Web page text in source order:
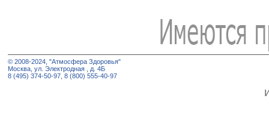
© 2008-2024, "Атмосфера Здоровья"
Москва, ул. Электродная , д. 4Б
8 (495) 374-50-97, 8 (800) 555-40-97